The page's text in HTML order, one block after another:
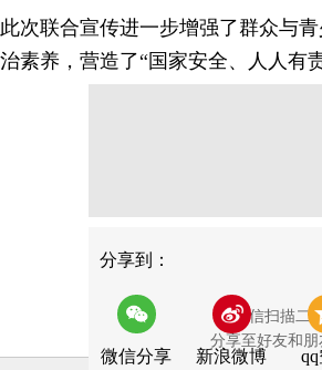
此次联合宣传进一步增强了群众与
治素养，营造了“国家安全、人人有
分享到：
微信分享
用微信扫描二
分享至好友和朋
新浪微博